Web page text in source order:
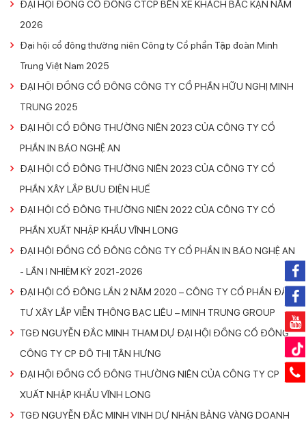
ĐẠI HỘI ĐỒNG CỔ ĐÔNG CTCP BẾN XE KHÁCH BẮC KẠN NĂM
2026
Đại hội cổ đông thường niên Công ty Cổ phần Tập đoàn Minh
Trung Việt Nam 2025
ĐẠI HỘI ĐỒNG CỔ ĐÔNG CÔNG TY CỔ PHẦN HỮU NGHỊ MINH
TRUNG 2025
ĐẠI HỘI CỔ ĐÔNG THƯỜNG NIÊN 2023 CỦA CÔNG TY CỔ
PHẦN IN BÁO NGHỆ AN
ĐẠI HỘI CỔ ĐÔNG THƯỜNG NIÊN 2023 CỦA CÔNG TY CỔ
PHẦN XÂY LẮP BƯU ĐIỆN HUẾ
ĐẠI HỘI CỔ ĐÔNG THƯỜNG NIÊN 2022 CỦA CÔNG TY CỔ
PHẦN XUẤT NHẬP KHẨU VĨNH LONG
ĐẠI HỘI ĐỒNG CỔ ĐÔNG CÔNG TY CỔ PHẦN IN BÁO NGHỆ AN
- LẦN I NHIỆM KỲ 2021-2026
ĐẠI HỘI CỔ ĐÔNG LẦN 2 NĂM 2020 – CÔNG TY CỔ PHẦN ĐẦU
TƯ XÂY LẮP VIỄN THÔNG BẠC LIÊU – MINH TRUNG GROUP
TGĐ NGUYỄN ĐẮC MINH THAM DỰ ĐẠI HỘI ĐỒNG CỔ ĐÔNG
CÔNG TY CP ĐÔ THỊ TÂN HƯNG
ĐẠI HỘI ĐỒNG CỔ ĐÔNG THƯỜNG NIÊN CỦA CÔNG TY CP
XUẤT NHẬP KHẨU VĨNH LONG
TGĐ NGUYỄN ĐẮC MINH VINH DỰ NHẬN BẢNG VÀNG DOANH